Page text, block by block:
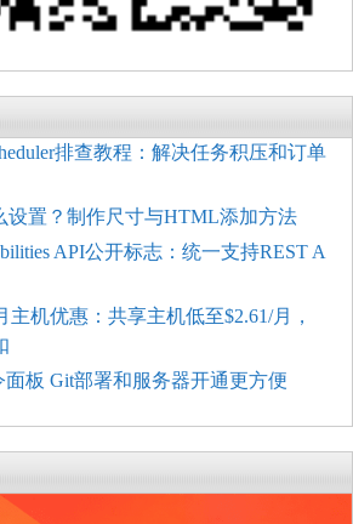
排查教程：解决任务积压和订单
设置？制作尺寸与HTML添加方法
API公开标志：统一支持REST A
主机优惠：共享主机低至$2.61/月，
板 Git部署和服务器开通更方便